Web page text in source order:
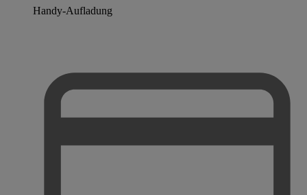
Handy-Aufladung